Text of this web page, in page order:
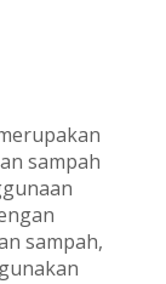
sampah
sampah,